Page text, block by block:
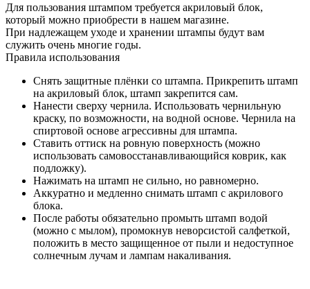
Для пользования штампом требуется акриловый блок,
который можно приобрести в нашем магазине.
При надлежащем уходе и хранении штампы будут вам
служить очень многие годы.
Правила использования
Снять защитные плёнки со штампа. Прикрепить штамп
на акриловый блок, штамп закрепится сам.
Нанести сверху чернила. Использовать чернильную
краску, по возможности, на водной основе. Чернила на
спиртовой основе агрессивны для штампа.
Ставить оттиск на ровную поверхность (можно
использовать самовосстанавливающийся коврик, как
подложку).
Нажимать на штамп не сильно, но равномерно.
Аккуратно и медленно снимать штамп с акрилового
блока.
После работы обязательно промыть штамп водой
(можно с мылом), промокнув неворсистой салфеткой,
положить в место защищенное от пыли и недоступное
солнечным лучам и лампам накаливания.